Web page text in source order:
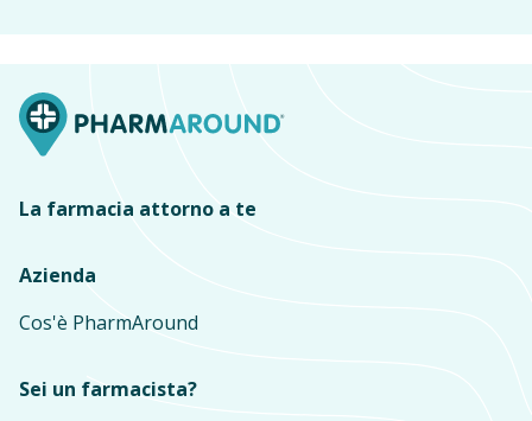
La farmacia attorno a te
Azienda
Cos'è PharmAround
Sei un farmacista?